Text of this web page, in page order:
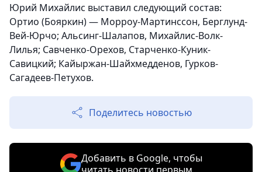
Юрий Михайлис выставил следующий состав:
Ортио (Бояркин) — Морроу-Мартинссон, Берглунд-
Вей-Юрчо; Альсинг-Шалапов, Михайлис-Волк-
Лилья; Савченко-Орехов, Старченко-Куник-
Савицкий; Кайыржан-Шайхмедденов, Гурков-
Сагадеев-Петухов.
Поделитесь новостью
Добавить в Google, чтобы
читать новости первым